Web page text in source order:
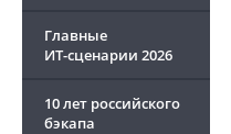
Главные
ИТ-сценарии 2026
10 лет российского
бэкапа